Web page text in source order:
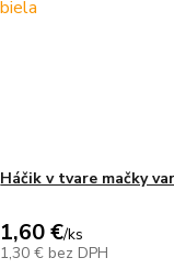
Háčik v tvare mačky
1,60 €/ks
1,30 € bez DPH